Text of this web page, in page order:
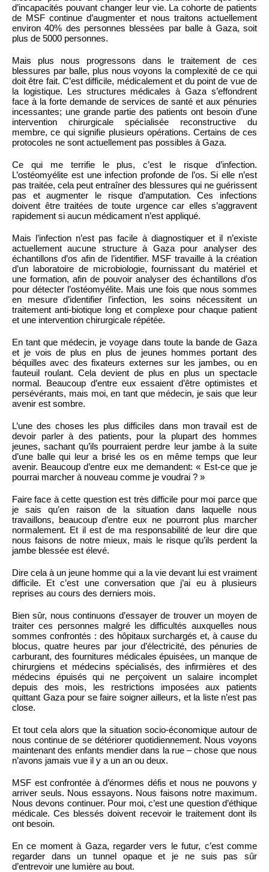
d’incapacités pouvant changer leur vie. La cohorte de patients
de MSF continue d’augmenter et nous traitons actuellement
environ 40% des personnes blessées par balle à Gaza, soit
plus de 5000 personnes.
Mais plus nous progressons dans le traitement de ces
blessures par balle, plus nous voyons la complexité de ce qui
doit être fait. C’est difficile, médicalement et du point de vue de
la logistique. Les structures médicales à Gaza s’effondrent
face à la forte demande de services de santé et aux pénuries
incessantes; une grande partie des patients ont besoin d’une
intervention chirurgicale spécialisée reconstructive du
membre, ce qui signifie plusieurs opérations. Certains de ces
protocoles ne sont actuellement pas possibles à Gaza.
Ce qui me terrifie le plus, c’est le risque d’infection.
L’ostéomyélite est une infection profonde de l’os. Si elle n’est
pas traitée, cela peut entraîner des blessures qui ne guérissent
pas et augmenter le risque d’amputation. Ces infections
doivent être traitées de toute urgence car elles s’aggravent
rapidement si aucun médicament n’est appliqué.
Mais l’infection n’est pas facile à diagnostiquer et il n’existe
actuellement aucune structure à Gaza pour analyser des
échantillons d’os afin de l’identifier. MSF travaille à la création
d’un laboratoire de microbiologie, fournissant du matériel et
une formation, afin de pouvoir analyser des échantillons d’os
pour détecter l’ostéomyélite. Mais une fois que nous sommes
en mesure d’identifier l’infection, les soins nécessitent un
traitement anti-biotique long et complexe pour chaque patient
et une intervention chirurgicale répétée.
En tant que médecin, je voyage dans toute la bande de Gaza
et je vois de plus en plus de jeunes hommes portant des
béquilles avec des fixateurs externes sur les jambes, ou en
fauteuil roulant. Cela devient de plus en plus un spectacle
normal. Beaucoup d’entre eux essaient d’être optimistes et
persévérants, mais moi, en tant que médecin, je sais que leur
avenir est sombre.
L’une des choses les plus difficiles dans mon travail est de
devoir parler à des patients, pour la plupart des hommes
jeunes, sachant qu’ils pourraient perdre leur jambe à la suite
d’une balle qui leur a brisé les os en même temps que leur
avenir. Beaucoup d’entre eux me demandent: « Est-ce que je
pourrai marcher à nouveau comme je voudrai ? »
Faire face à cette question est très difficile pour moi parce que
je sais qu’en raison de la situation dans laquelle nous
travaillons, beaucoup d’entre eux ne pourront plus marcher
normalement. Et il est de ma responsabilité de leur dire que
nous faisons de notre mieux, mais le risque qu’ils perdent la
jambe blessée est élevé.
Dire cela à un jeune homme qui a la vie devant lui est vraiment
difficile. Et c’est une conversation que j’ai eu à plusieurs
reprises au cours des derniers mois.
Bien sûr, nous continuons d’essayer de trouver un moyen de
traiter ces personnes malgré les difficultés auxquelles nous
sommes confrontés : des hôpitaux surchargés et, à cause du
blocus, quatre heures par jour d’électricité, des pénuries de
carburant, des fournitures médicales épuisées, un manque de
chirurgiens et médecins spécialisés, des infirmières et des
médecins épuisés qui ne perçoivent un salaire incomplet
depuis des mois, les restrictions imposées aux patients
quittant Gaza pour se faire soigner ailleurs, et la liste n’est pas
close.
Et tout cela alors que la situation socio-économique autour de
nous continue de se détériorer quotidiennement. Nous voyons
maintenant des enfants mendier dans la rue – chose que nous
n’avons jamais vue il y a un an ou deux.
MSF est confrontée à d’énormes défis et nous ne pouvons y
arriver seuls. Nous essayons. Nous faisons notre maximum.
Nous devons continuer. Pour moi, c’est une question d’éthique
médicale. Ces blessés doivent recevoir le traitement dont ils
ont besoin.
En ce moment à Gaza, regarder vers le futur, c’est comme
regarder dans un tunnel opaque et je ne suis pas sûr
d’entrevoir une lumière au bout.